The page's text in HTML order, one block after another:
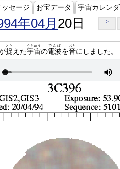
セージ お宝データ 宇宙カレン
年04月 20日 >
捉
とら
えた宇宙
うちゅう
の電波
でんぱ
を音
おと
にしました。